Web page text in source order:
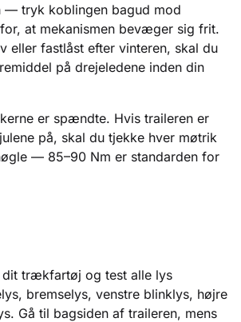
— tryk koblingen bagud mod
at mekanismen bevæger sig frit.
eller fastlåst efter vinteren, skal du
på drejeledene inden din
er spændte. Hvis traileren er
på, skal du tjekke hver møtrik
— 85–90 Nm er standarden for
dit trækfartøj og test alle lys
bremselys, venstre blinklys, højre
Gå til bagsiden af traileren, mens